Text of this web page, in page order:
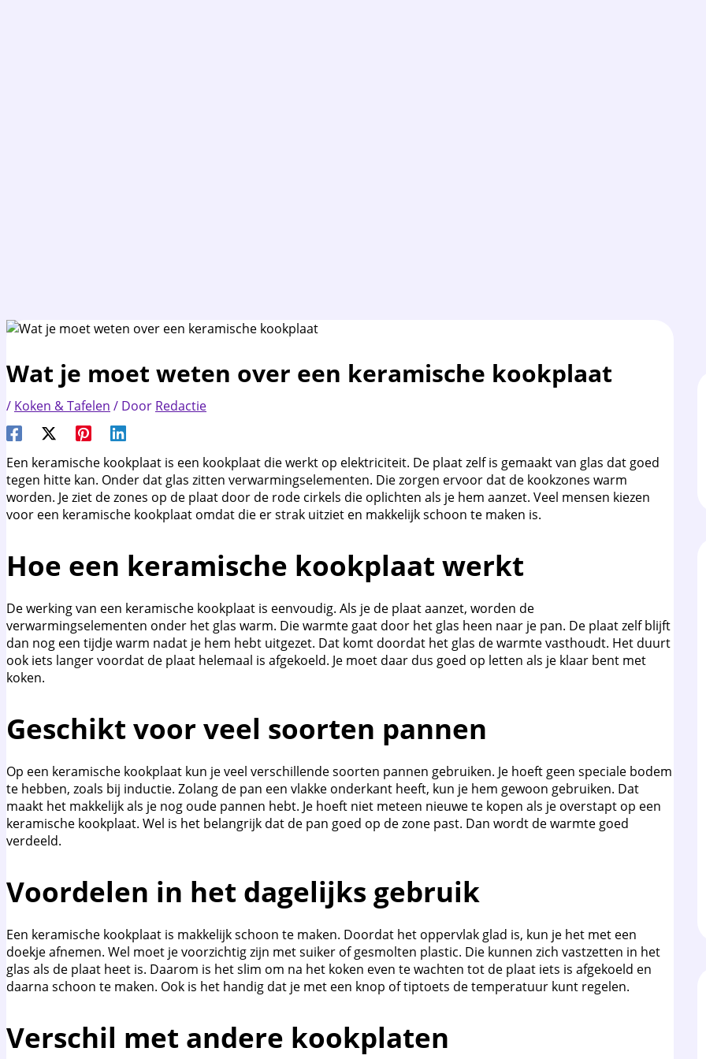
Wat je moet weten over een keramische kookplaat
/ Koken & Tafelen / Door Redactie
Een keramische kookplaat is een kookplaat die werkt op elektriciteit. De plaat zelf is gemaakt van glas dat goed
tegen hitte kan. Onder dat glas zitten verwarmingselementen. Die zorgen ervoor dat de kookzones warm
worden. Je ziet de zones op de plaat door de rode cirkels die oplichten als je hem aanzet. Veel mensen kiezen
voor een keramische kookplaat omdat die er strak uitziet en makkelijk schoon te maken is.
Hoe een keramische kookplaat werkt
De werking van een keramische kookplaat is eenvoudig. Als je de plaat aanzet, worden de
verwarmingselementen onder het glas warm. Die warmte gaat door het glas heen naar je pan. De plaat zelf blijft
dan nog een tijdje warm nadat je hem hebt uitgezet. Dat komt doordat het glas de warmte vasthoudt. Het duurt
ook iets langer voordat de plaat helemaal is afgekoeld. Je moet daar dus goed op letten als je klaar bent met
koken.
Geschikt voor veel soorten pannen
Op een keramische kookplaat kun je veel verschillende soorten pannen gebruiken. Je hoeft geen speciale bodem
te hebben, zoals bij inductie. Zolang de pan een vlakke onderkant heeft, kun je hem gewoon gebruiken. Dat
maakt het makkelijk als je nog oude pannen hebt. Je hoeft niet meteen nieuwe te kopen als je overstapt op een
keramische kookplaat. Wel is het belangrijk dat de pan goed op de zone past. Dan wordt de warmte goed
verdeeld.
Voordelen in het dagelijks gebruik
Een keramische kookplaat is makkelijk schoon te maken. Doordat het oppervlak glad is, kun je het met een
doekje afnemen. Wel moet je voorzichtig zijn met suiker of gesmolten plastic. Die kunnen zich vastzetten in het
glas als de plaat heet is. Daarom is het slim om na het koken even te wachten tot de plaat iets is afgekoeld en
daarna schoon te maken. Ook is het handig dat je met een knop of tiptoets de temperatuur kunt regelen.
Verschil met andere kookplaten